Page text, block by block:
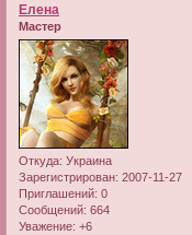
Елена
Мастер
Откуда: Украина
Зарегистрирован: 2007-11-27
Приглашений: 0
Сообщений: 664
Уважение: +6